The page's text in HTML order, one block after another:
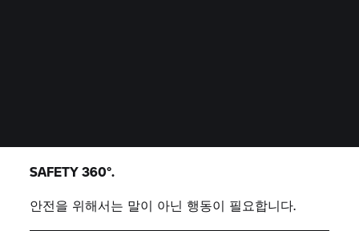
SAFETY 360°.
안전을 위해서는 말이 아닌 행동이 필요합니다.